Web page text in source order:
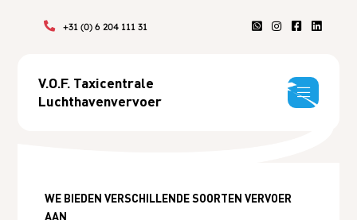
+31 (0) 6 204 111 31
V.O.F. Taxicentrale
Luchthavenvervoer
WE BIEDEN VERSCHILLENDE SOORTEN VERVOER
AAN